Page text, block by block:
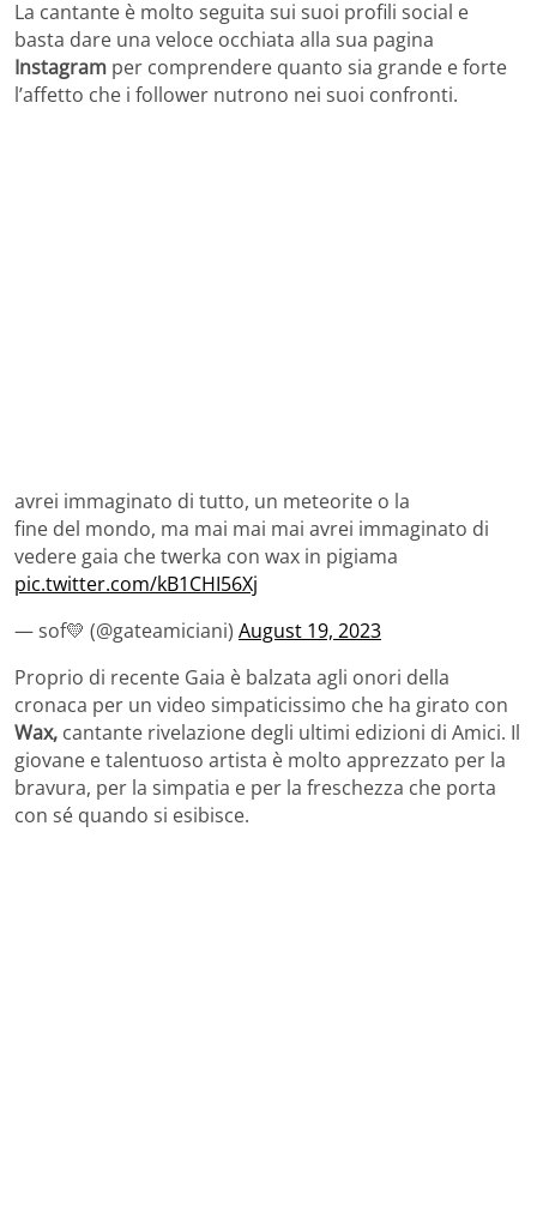
La cantante è molto seguita sui suoi profili social e
basta dare una veloce occhiata alla sua pagina
Instagram per comprendere quanto sia grande e forte
l’affetto che i follower nutrono nei suoi confronti.
avrei immaginato di tutto, un meteorite o la
fine del mondo, ma mai mai mai avrei immaginato di
vedere gaia che twerka con wax in pigiama
pic.twitter.com/kB1CHI56Xj
— sof💛 (@gateamiciani) August 19, 2023
Proprio di recente Gaia è balzata agli onori della
cronaca per un video simpaticissimo che ha girato con
Wax, cantante rivelazione degli ultimi edizioni di Amici. Il
giovane e talentuoso artista è molto apprezzato per la
bravura, per la simpatia e per la freschezza che porta
con sé quando si esibisce.